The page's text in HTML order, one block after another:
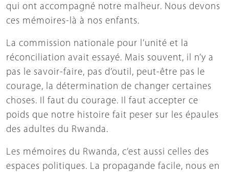
qui ont accompagné notre malheur. Nous devons
ces mémoires-là à nos enfants.
La commission nationale pour l’unité et la
réconciliation avait essayé. Mais souvent, il n’y a
pas le savoir-faire, pas d’outil, peut-être pas le
courage, la détermination de changer certaines
choses. Il faut du courage. Il faut accepter ce
poids que notre histoire fait peser sur les épaules
des adultes du Rwanda.
Les mémoires du Rwanda, c’est aussi celles des
espaces politiques. La propagande facile, nous en